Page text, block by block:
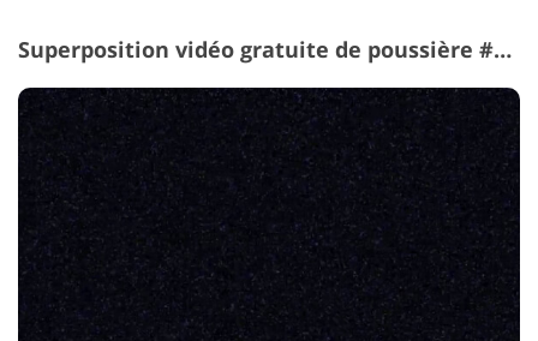
Superposition vidéo gratuite de poussière #7 "Nighttime"